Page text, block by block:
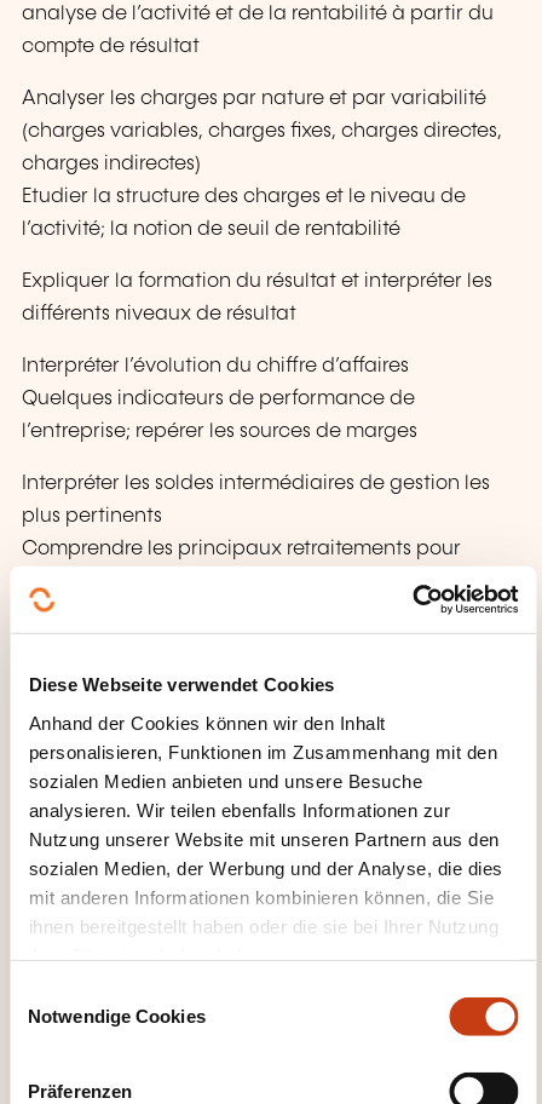
Diese Webseite verwendet Cookies
Anhand der Cookies können wir den Inhalt
personalisieren, Funktionen im Zusammenhang mit den
sozialen Medien anbieten und unsere Besuche
analysieren. Wir teilen ebenfalls Informationen zur
Nutzung unserer Website mit unseren Partnern aus den
sozialen Medien, der Werbung und der Analyse, die dies
mit anderen Informationen kombinieren können, die Sie
ihnen bereitgestellt haben oder die sie bei Ihrer Nutzung
Notwendige Cookies
Präferenzen
analyse de l’activité et de la rentabilité à partir du
compte de résultat
Analyser les charges par nature et par variabilité
(charges variables, charges fixes, charges directes,
charges indirectes)
Etudier la structure des charges et le niveau de
l’activité; la notion de seuil de rentabilité
Expliquer la formation du résultat et interpréter les
différents niveaux de résultat
Interpréter l’évolution du chiffre d’affaires
Quelques indicateurs de performance de
l’entreprise; repérer les sources de marges
Interpréter les soldes intermédiaires de gestion les
plus pertinents
Comprendre les principaux retraitements pour
l’élaboration des Soldes
Intermédiaires de Gestion
faiblesses de l'entreprise
Rédiger le rapport d’activité de la structure
+ période en entreprise de 105 heures minimum
WELCHE PÄDAGOGISCHEN
METHODEN WERDEN
ANGEWANDT?
Executive center: espace dédié à la formation
Salles de cours équipées de tableaux interactifs.